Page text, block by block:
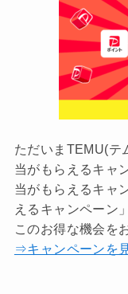
ただいまTEMU(テ
当がもらえるキャ
当がもらえるキャ
えるキャンペーン
このお得な機会を
⇒キャンペーンを